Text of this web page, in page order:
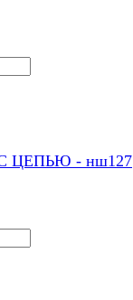
ЦЕПЬЮ - нш127